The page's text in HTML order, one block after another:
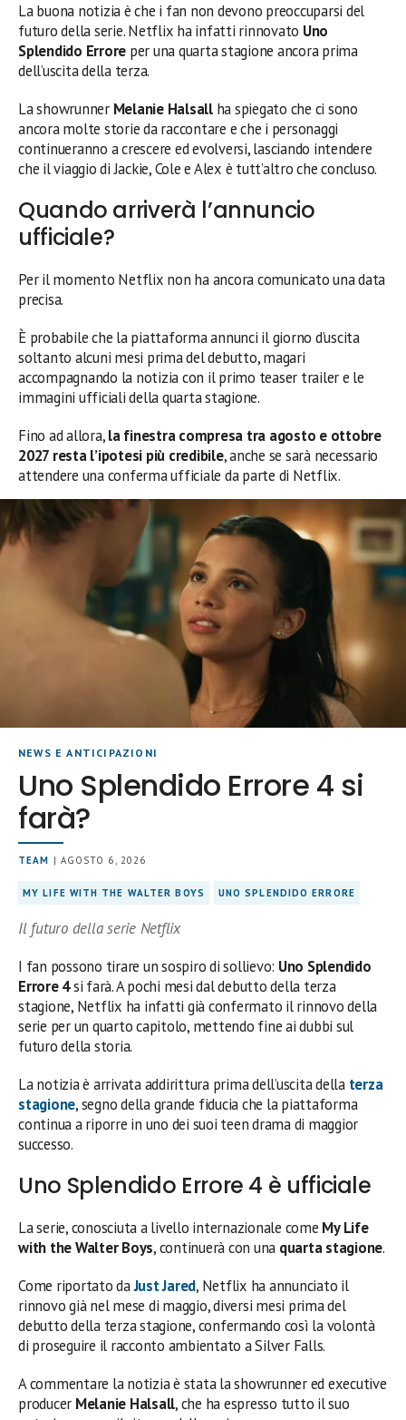
La buona notizia è che i fan non devono preoccuparsi del
futuro della serie. Netflix ha infatti rinnovato Uno
Splendido Errore per una quarta stagione ancora prima
dell’uscita della terza.
La showrunner Melanie Halsallha spiegato che ci sono
ancora molte storie da raccontare e che i personaggi
continueranno a crescere ed evolversi, lasciando intendere
che il viaggio di Jackie, Cole e Alex è tutt’altro che concluso.
Quando arriverà l’annuncio
ufficiale?
Per il momento Netflix non ha ancora comunicato una data
precisa.
È probabile che la piattaforma annunci il giorno d’uscita
soltanto alcuni mesi prima del debutto, magari
accompagnando la notizia con il primo teaser trailer e le
immagini ufficiali della quarta stagione.
Fino ad allora,la finestra compresa tra agosto e ottobre
2027 resta l’ipotesi più credibile, anche se sarà necessario
attendere una conferma ufficiale da parte di Netflix.
NEWS E ANTICIPAZIONI
Uno Splendido Errore 4 si
farà?
TEAM | AGOSTO 6, 2026
MY LIFE WITH THE WALTER BOYS UNO SPLENDIDO ERRORE
Il futuro della serie Netflix
I fan possono tirare un sospiro di sollievo: Uno Splendido
Errore 4si farà. A pochi mesi dal debutto della terza
stagione, Netflix ha infatti già confermato il rinnovo della
serie per un quarto capitolo, mettendo fine ai dubbi sul
futuro della storia.
La notizia è arrivata addirittura prima dell’uscita della terza
stagione, segno della grande fiducia che la piattaforma
continua a riporre in uno dei suoi teen drama di maggior
successo.
Uno Splendido Errore 4 è ufficiale
La serie, conosciuta a livello internazionale come My Life
with the Walter Boys, continuerà con una quarta stagione.
Come riportato daJust Jared, Netflix ha annunciato il
rinnovo già nel mese di maggio, diversi mesi prima del
debutto della terza stagione, confermando così la volontà
di proseguire il racconto ambientato a Silver Falls.
A commentare la notizia è stata la showrunner ed executive
producer Melanie Halsall, che ha espresso tutto il suo